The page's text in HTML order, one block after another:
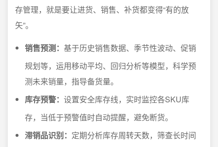
存管理，就是要让进货、销售、补货都变得“有的放
矢”。
销售预测： 基于历史销售数据、季节性波动、促销
规划等，运用移动平均、回归分析等模型，科学预
测未来销量，指导备货量。
库存预警： 设置安全库存线，实时监控各SKU库
存，当低于预警值时自动提醒，避免断货。
滞销品识别： 定期分析库存周转天数，筛查长时间